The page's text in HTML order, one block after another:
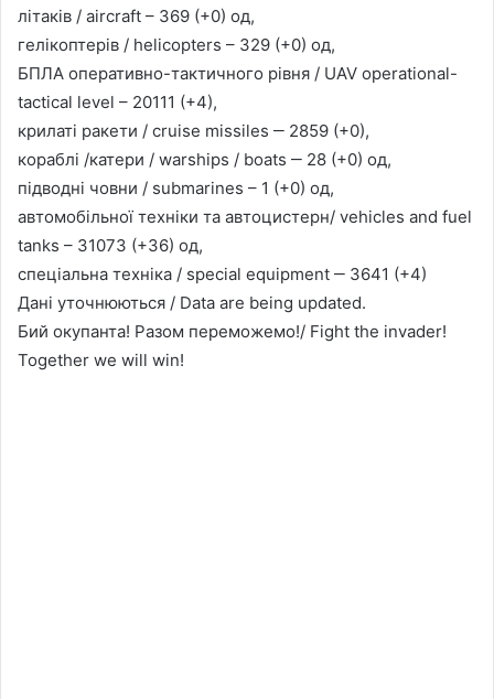
літаків / aircraft – 369 (+0) од,
гелікоптерів / helicopters – 329 (+0) од,
БПЛА оперативно-тактичного рівня / UAV operational-
tactical level – 20111 (+4),
крилаті ракети / cruise missiles ‒ 2859 (+0),
кораблі /катери / warships / boats ‒ 28 (+0) од,
підводні човни / submarines – 1 (+0) од,
автомобільної техніки та автоцистерн/ vehicles and fuel
tanks – 31073 (+36) од,
спеціальна техніка / special equipment ‒ 3641 (+4)
Дані уточнюються / Data are being updated.
Бий окупанта! Разом переможемо!/ Fight the invader!
Together we will win!